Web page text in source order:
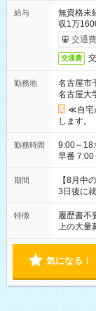
給与
無資格
収1万
交通
交通費
勤務地
名古屋市
名古屋大
≪自宅
します。
勤務時間
9:00～18:00（休憩60
早番 7:00
と休みを
「でき
ね。 ※Wワーク希望の方へ 今ご覧のお仕事で希望する勤務時間
と、もう
合は応募
期間
【8月中
3日後に
特徴 履歴書不
上の大量
気になる！